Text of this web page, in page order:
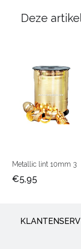
Deze
Metallic lint 10mm 3
€5,95